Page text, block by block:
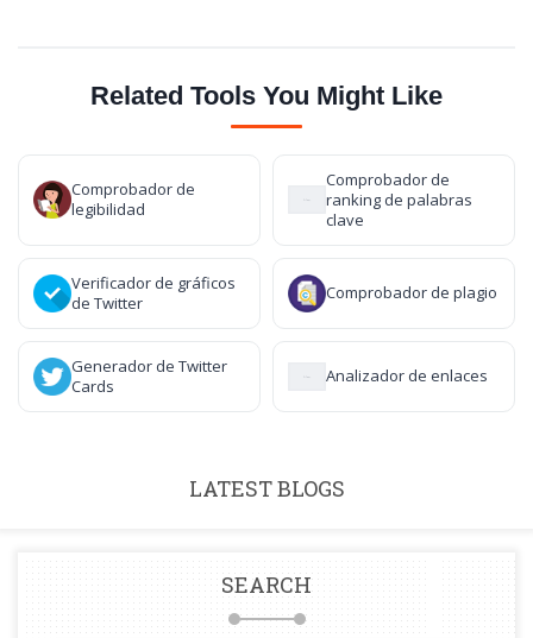
Related Tools You Might Like
Comprobador de
legibilidad
Comprobador de
ranking de palabras
clave
Verificador de gráficos
de Twitter
Comprobador de plagio
Generador de Twitter
Cards
Analizador de enlaces
LATEST BLOGS
SEARCH